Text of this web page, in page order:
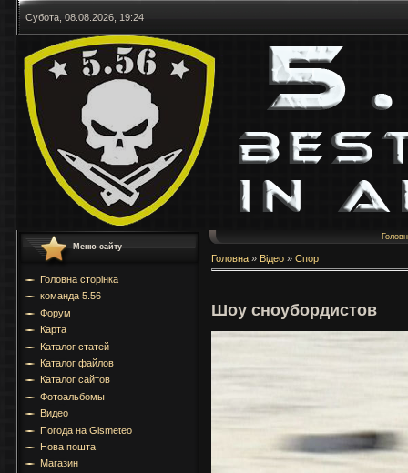
Субота, 08.08.2026, 19:24
Меню сайту
Головна сторінка
команда 5.56
Форум
Карта
Каталог статей
Каталог файлов
Каталог сайтов
Фотоальбомы
Видео
Погода на Gismeteo
Нова пошта
Магазин
Головна » Відео » Спорт
Шоу сноубордистов